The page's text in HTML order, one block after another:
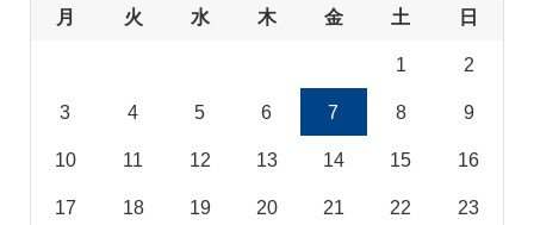
月 火 水 木 金 土 日
1 2
3 4 5 6 7 8 9
10 11 12 13 14 15 16
17 18 19 20 21 22 23